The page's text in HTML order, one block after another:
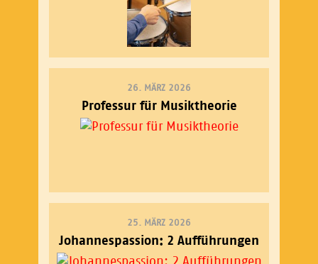
26. MÄRZ 2026
Professur für Musiktheorie
25. MÄRZ 2026
Johannespassion: 2 Aufführungen